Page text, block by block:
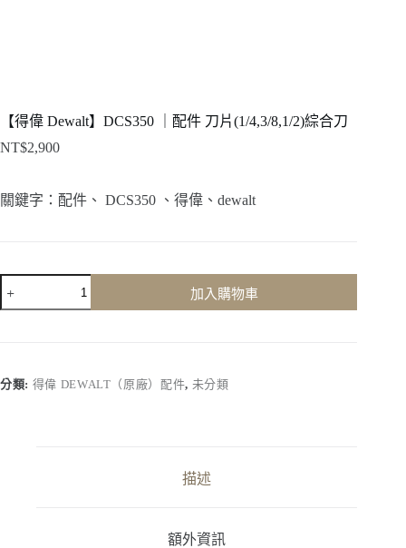
【得偉 Dewalt】DCS350 ｜配件 刀片(1/4,3/8,1/2)綜合刀
NT$2,900
關鍵字：配件、 DCS350 、得偉、dewalt
配
件
加入購物車
分類: 得偉 DEWALT（原廠）配件, 未分類
描述
額外資訊